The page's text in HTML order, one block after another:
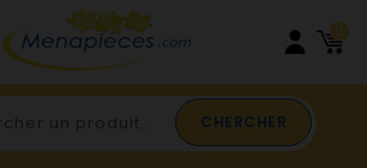
0
CHERCHER